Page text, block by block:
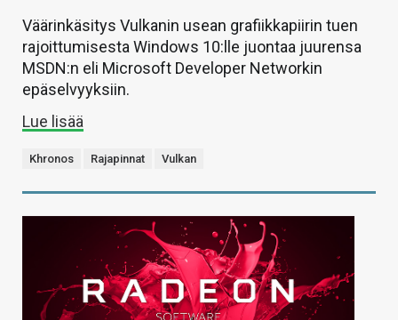
Väärinkäsitys Vulkanin usean grafiikkapiirin tuen
rajoittumisesta Windows 10:lle juontaa juurensa
MSDN:n eli Microsoft Developer Networkin
epäselvyyksiin.
Lue lisää
Khronos Rajapinnat Vulkan